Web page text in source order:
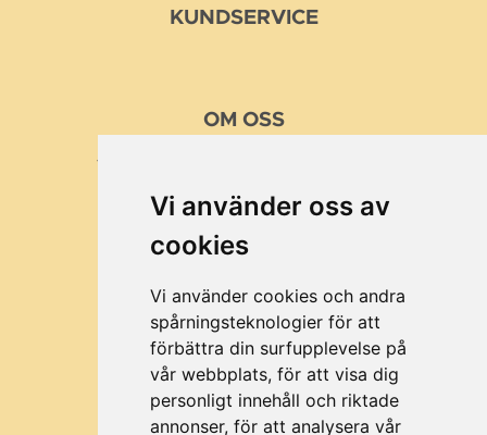
Vi använder oss av
cookies
Vi använder cookies och andra
spårningsteknologier för att
förbättra din surfupplevelse på
vår webbplats, för att visa dig
personligt innehåll och riktade
annonser, för att analysera vår
©2026 All rights reserved Fruktpress.se
KUNDSERVICE
OM OSS
KUNDER
BRA ATT VETA
OM MUSTTILLVERKING